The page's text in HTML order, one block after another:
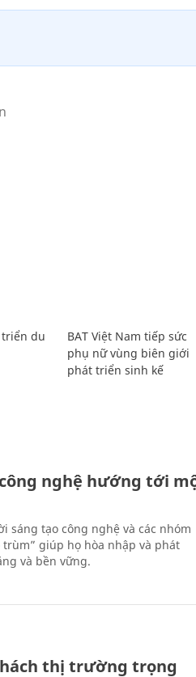
du
BAT Việt Nam tiếp sức
phụ nữ vùng biên giới
phát triển sinh kế
nghệ hướng tới
sáng tạo công nghệ và các nhóm
giúp họ hòa nhập và phát
và bền vững.
thị trường trọng